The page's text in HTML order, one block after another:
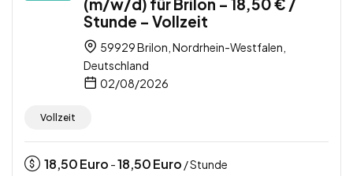
(m/w/d) für Brilon – 18,50 € /
Stunde – Vollzeit
59929 Brilon, Nordrhein-Westfalen,
Deutschland
02/08/2026
Vollzeit
18,50Euro -18,50Euro / Stunde